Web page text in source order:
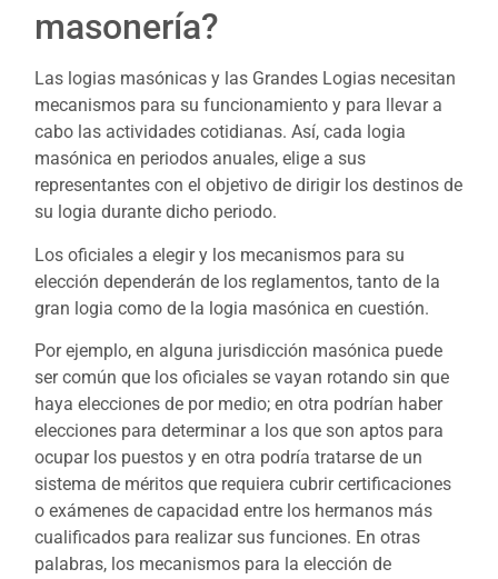
masonería?
Las logias masónicas y las Grandes Logias necesitan
mecanismos para su funcionamiento y para llevar a
cabo las actividades cotidianas. Así, cada logia
masónica en periodos anuales, elige a sus
representantes con el objetivo de dirigir los destinos de
su logia durante dicho periodo.
Los oficiales a elegir y los mecanismos para su
elección dependerán de los reglamentos, tanto de la
gran logia como de la logia masónica en cuestión.
Por ejemplo, en alguna jurisdicción masónica puede
ser común que los oficiales se vayan rotando sin que
haya elecciones de por medio; en otra podrían haber
elecciones para determinar a los que son aptos para
ocupar los puestos y en otra podría tratarse de un
sistema de méritos que requiera cubrir certificaciones
o exámenes de capacidad entre los hermanos más
cualificados para realizar sus funciones. En otras
palabras, los mecanismos para la elección de